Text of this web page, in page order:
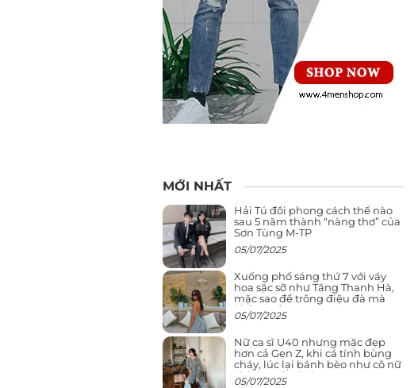
MỚI NHẤT
Hải Tú đổi phong cách thế nào
sau 5 năm thành “nàng thơ” của
Sơn Tùng M-TP
05/07/2025
Xuống phố sáng thứ 7 với váy
hoa sặc sỡ như Tăng Thanh Hà,
mặc sao để trông điệu đà mà
không sến
05/07/2025
Nữ ca sĩ U40 nhưng mặc đẹp
hơn cả Gen Z, khi cá tính bùng
cháy, lúc lại bánh bèo như cô nữ
chính ngôn tình
05/07/2025